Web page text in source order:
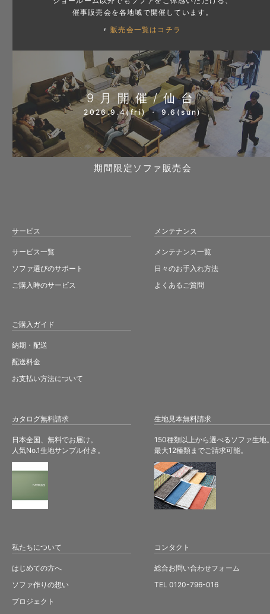
カタログ無料請求
日本全国、無料でお届け。
人気No.1生地サンプル付き。
生地見本無料請求
150種類以上から選べるソファ生地。
最大12種類までご請求可能。
催事販売会を各地域で開催しています。
販売会一覧はコチラ
9月開催/仙台
2026.9.4(fri) ・ 9.6(sun)
期間限定ソファ販売会
サービス
サービス一覧
ソファ選びのサポート
ご購入時のサービス
ご購入ガイド
納期・配送
配送料金
お支払い方法について
メンテナンス
メンテナンス一覧
日々のお手入れ方法
よくあるご質問
私たちについて
はじめての方へ
ソファ作りの想い
プロジェクト
コンタクト
総合お問い合わせフォーム
TEL 0120-796-016